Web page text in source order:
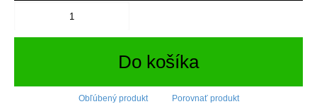
Do košíka
Obľúbený produkt Porovnať produkt